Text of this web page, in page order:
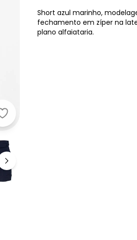
bonprix - Short Azul Marinho em
Short azul marinho,
fechamento em zíper na
plano alfaiataria.